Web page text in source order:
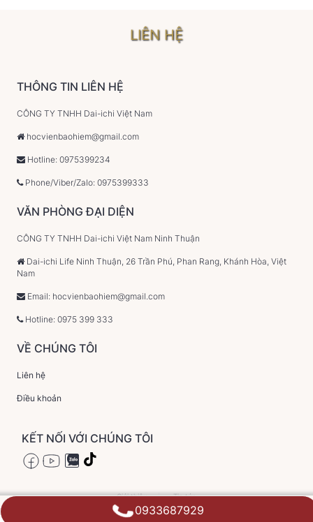
LIÊN HỆ
THÔNG TIN LIÊN HỆ
CÔNG TY TNHH Dai-ichi Việt Nam
hocvienbaohiem@gmail.com
Hotline: 0975399234
Phone/Viber/Zalo: 0975399333
VĂN PHÒNG ĐẠI DIỆN
CÔNG TY TNHH Dai-ichi Việt Nam Ninh Thuận
Dai-ichi Life Ninh Thuận, 26 Trần Phú, Phan Rang, Khánh Hòa, Việt
Nam
Email: hocvienbaohiem@gmail.com
Hotline: 0975 399 333
VỀ CHÚNG TÔI
Liên hệ
Điều khoản
KẾT NỐI VỚI CHÚNG TÔI
Giới thiệu Tin tức
0933687929